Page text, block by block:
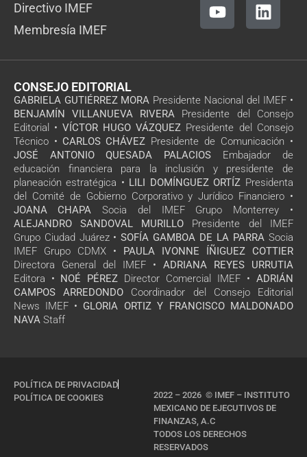
Directivo IMEF
Membresía IMEF
CONSEJO EDITORIAL
GABRIELA GUTIÉRREZ MORA Presidente Nacional del IMEF •
BENJAMÍN VILLANUEVA RIVERA Presidente del Consejo
Editorial • VÍCTOR HUGO VÁZQUEZ Presidente del Consejo
Técnico • CARLOS CHÁVEZ Presidente de Comunicación •
JOSÉ ANTONIO QUESADA PALACIOS Embajador de
educación financiera para la inclusión y presidente de
planeación estratégica • LILI DOMÍNGUEZ ORTÍZ Presidenta
del Comité de Gobierno Corporativo y Jurídico Financiero •
JOANA CHAPA Socia del IMEF Grupo Monterrey •
ALEJANDRO SANDOVAL MURILLO Presidente del IMEF
Grupo Ciudad Juárez • SOFÍA GAMBOA DE LA PARRA Socia
IMEF Grupo CDMX •
PAULA IVONNE ÍÑIGUEZ COTTIER
Directora General del IMEF • ADRIANA REYES URRUTIA
Editora •
NOÉ PÉREZ Director Comercial IMEF • ADRIÁN
CAMPOS ARREDONDO Coordinador del Consejo Editorial
News IMEF • GLORIA ORTIZ Y FRANCISCO MALDONADO
NAVA Staff
2022 – 2026 © IMEF – INSTITUTO
MEXICANO DE EJECUTIVOS DE
FINANZAS, A.C
TODOS LOS DERECHOS
RESERVADOS
POLÍTICA DE PRIVACIDAD
POLÍTICA DE COOKIES